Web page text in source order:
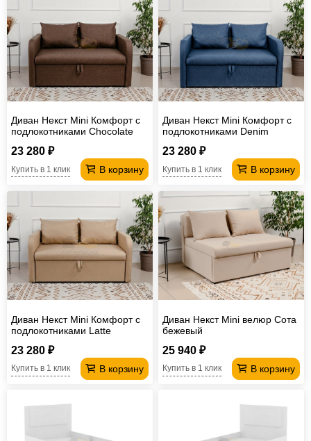
Диван Некст Mini Комфорт с
подлокотниками Chocolate
23 280 ₽
В корзину
Купить в 1 клик
Диван Некст Mini Комфорт с
подлокотниками Denim
23 280 ₽
В корзину
Купить в 1 клик
Диван Некст Mini Комфорт с
подлокотниками Latte
23 280 ₽
В корзину
Купить в 1 клик
Диван Некст Mini велюр Сота
бежевый
25 940 ₽
В корзину
Купить в 1 клик